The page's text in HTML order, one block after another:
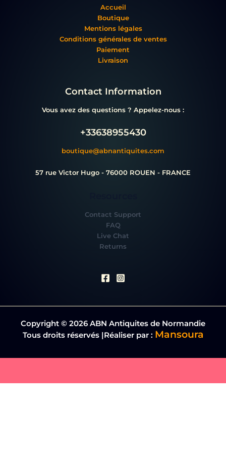
Accueil
Boutique
Mentions légales
Conditions générales de ventes
Paiement
Livraison
Contact Information
Vous avez des questions ? Appelez-nous :
+33638955430
boutique@abnantiquites.com
57 rue Victor Hugo - 76000 ROUEN - FRANCE
Contact Support
FAQ
Live Chat
Returns
Copyright © 2026 ABN Antiquites de Normandie
Tous droits réservés |Réaliser par : Mansoura